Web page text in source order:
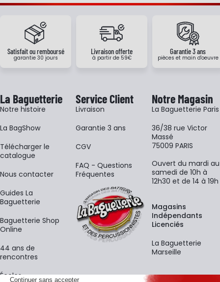
Satisfait ou remboursé
garantie 30 jours
Livraison offerte
à partir de 59€
Garantie 3 ans
pièces et main d'oeuvre
La Baguetterie
Notre histoire
La BagShow
​Télécharger le
catalogue
Nous contacter
Guides La
Baguetterie
Baguetterie Shop
Online
44 ans de
rencontres
Écoles
Service Client
Livraison
Garantie 3 ans
CGV
FAQ - Questions
Fréquentes
Notre Magasin
La Baguetterie Paris
36/38 rue Victor
Massé
75009 PARIS
Ouvert du mardi au
samedi de 10h à
12h30 et de 14 à 19h
Magasins
Indépendants
Licenciés
La Baguetterie
Marseille